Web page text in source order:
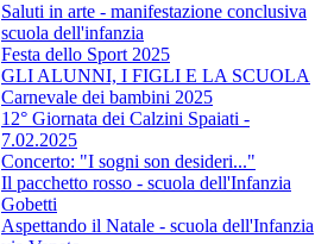
Saluti in arte - manifestazione conclusiva
scuola dell'infanzia
Festa dello Sport 2025
GLI ALUNNI, I FIGLI E LA SCUOLA
Carnevale dei bambini 2025
12° Giornata dei Calzini Spaiati -
7.02.2025
Concerto: "I sogni son desideri..."
Il pacchetto rosso - scuola dell'Infanzia
Gobetti
Aspettando il Natale - scuola dell'Infanzia